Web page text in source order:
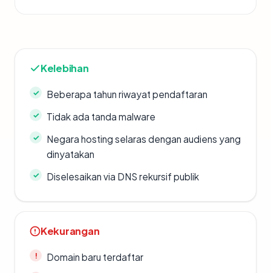
Kelebihan
Beberapa tahun riwayat pendaftaran
Tidak ada tanda malware
Negara hosting selaras dengan audiens yang
dinyatakan
Diselesaikan via DNS rekursif publik
Kekurangan
Domain baru terdaftar